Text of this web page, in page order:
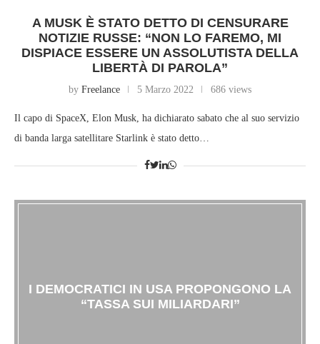
A MUSK È STATO DETTO DI CENSURARE
NOTIZIE RUSSE: “NON LO FAREMO, MI
DISPIACE ESSERE UN ASSOLUTISTA DELLA
LIBERTÀ DI PAROLA”
by Freelance 5 Marzo 2022 686 views
Il capo di SpaceX, Elon Musk, ha dichiarato sabato che al suo servizio
di banda larga satellitare Starlink è stato detto…
I DEMOCRATICI IN USA PROPONGONO LA
“TASSA SUI MILIARDARI”